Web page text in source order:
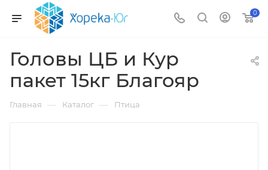
0
Головы ЦБ и Кур
пакет 15кг Благояр
Главная — Каталог — Птица